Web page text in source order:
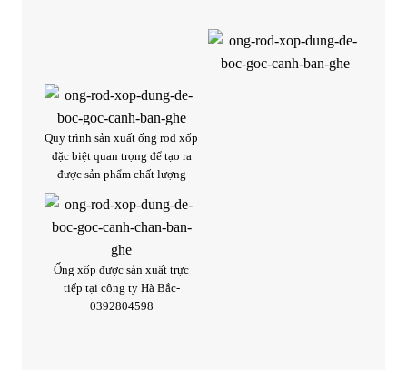
Quy trình sản xuất ống rod xốp
đặc biệt quan trọng để tạo ra
được sản phẩm chất lượng
Ống xốp được sản xuất trực
tiếp tại công ty Hà Bắc-
0392804598